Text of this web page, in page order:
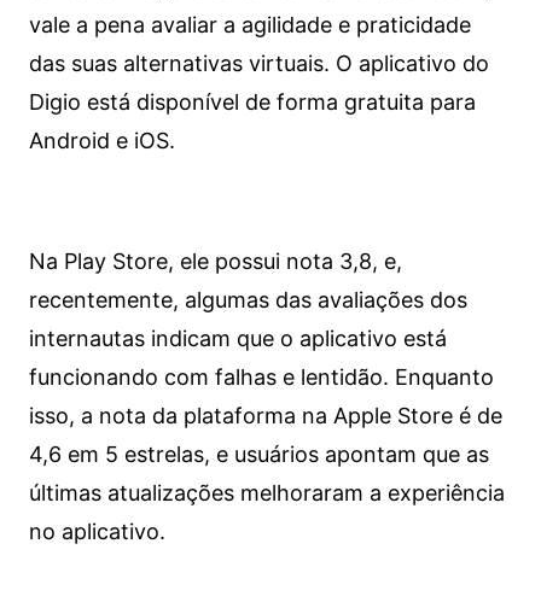
vale a pena avaliar a agilidade e praticidade
das suas alternativas virtuais. O aplicativo do
Digio está disponível de forma gratuita para
Android e iOS.
Na Play Store, ele possui nota 3,8, e,
recentemente, algumas das avaliações dos
internautas indicam que o aplicativo está
funcionando com falhas e lentidão. Enquanto
isso, a nota da plataforma na Apple Store é de
4,6 em 5 estrelas, e usuários apontam que as
últimas atualizações melhoraram a experiência
no aplicativo.